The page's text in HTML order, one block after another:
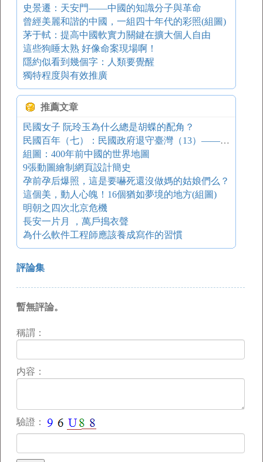
史景遷：天安門——中國的知識分子與革命
曾經美麗和諧的中國，一組四十年代的彩照(組圖)
茅于軾：提高中國軟實力關鍵在擴大個人自由
這些狗睡太熟 好像命案現場啊！
隱約似看到幾個字：人類要覺醒
獨特程度與有效推廣
推薦文章
民國女子 阮玲玉為什么總是胡蝶的配角？
民國百年（七）：民國政府退守臺灣（13）——國軍兵敗徐淮
組圖：400年前中國的世界地圖
9張動圖繪制網頁設計簡史
孕前孕后爆照，這是要嚇死還沒做媽的姑娘們么？
這個美，動人心魄！16個猶如夢境的地方(組圖)
明朝之四次北京危機
長安一片月 ，萬戶搗衣聲
為什么軟件工程師應該養成寫作的習慣
評論集
暫無評論。
稱謂：
内容：
驗證：